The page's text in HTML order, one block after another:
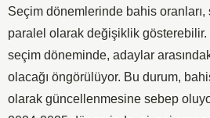
Seçim dönemlerinde bahis
paralel olarak değişiklik
seçim döneminde, adaylar
olacağı öngörülüyor. Bu durum,
olarak güncellenmesine sebep